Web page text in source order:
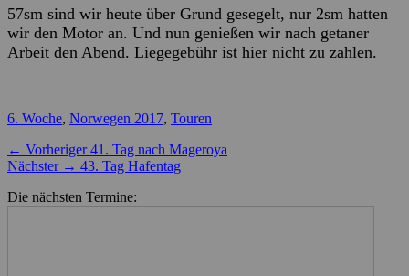
57sm sind wir heute über Grund gesegelt, nur 2sm hatten
wir den Motor an. Und nun genießen wir nach getaner
Arbeit den Abend. Liegegebühr ist hier nicht zu zahlen.
Kategorien
6. Woche, Norwegen 2017, Touren
Beitragsnavigation
← Vorheriger Vorheriger
Beitrag:
41. Tag nach Mageroya
Nächster → Nächster
43. Tag Hafentag
Die nächsten Termine: